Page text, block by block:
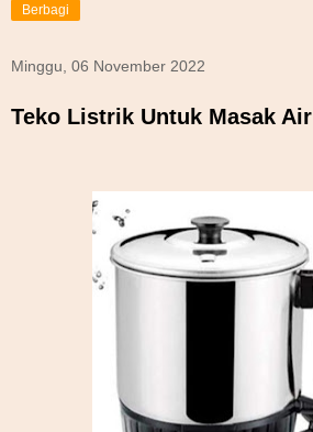
Berbagi
Minggu, 06 November 2022
Teko Listrik Untuk Masak Air